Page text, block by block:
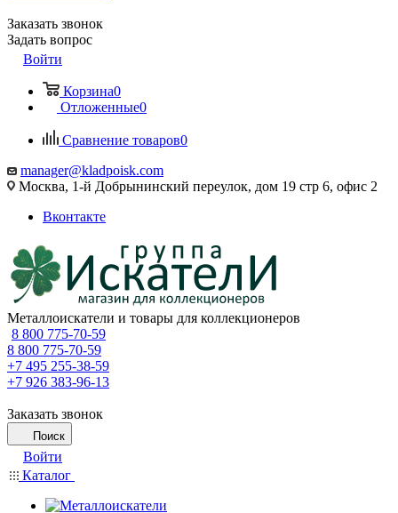
Заказать звонок
Задать вопрос
Войти
Корзина0
Отложенные0
Сравнение товаров0
manager@kladpoisk.com
Москва, 1-й Добрынинский переулок, дом 19 стр 6, офис 2
Вконтакте
Металлоискатели и товары для коллекционеров
8 800 775-70-59
8 800 775-70-59
+7 495 255-38-59
+7 926 383-96-13
Заказать звонок
Поиск
Войти
Каталог